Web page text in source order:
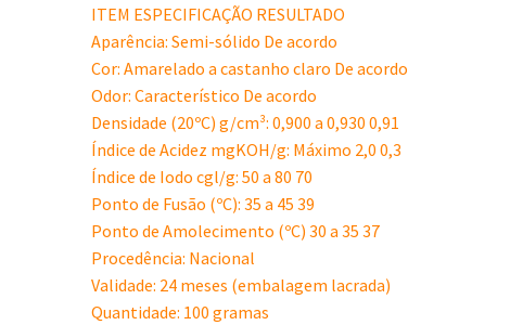
ITEM ESPECIFICAÇÃO RESULTADO
Aparência: Semi-sólido De acordo
Cor: Amarelado a castanho claro De acordo
Odor: Característico De acordo
Densidade (20ºC) g/cm³: 0,900 a 0,930 0,91
Índice de Acidez mgKOH/g: Máximo 2,0 0,3
Índice de Iodo cgl/g: 50 a 80 70
Ponto de Fusão (ºC): 35 a 45 39
Ponto de Amolecimento (ºC) 30 a 35 37
Procedência: Nacional
Validade: 24 meses (embalagem lacrada)
Quantidade: 100 gramas